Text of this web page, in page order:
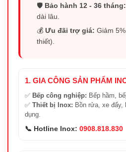
🛡️ Bảo hành 12 - 36 tháng:
dài lâu.
💰Ưu đãi trợ giá: Giảm
thiết).
1. GIA CÔNG SẢN PHẨM
✅ Bếp công nghiệp: Bếp hầm,
✅ Thiết bị Inox: Bồn rửa, xe đẩy,
dụng.
📞 Hotline Inox: 0908.818.830